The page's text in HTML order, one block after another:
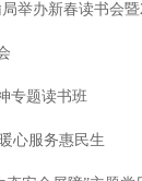
举办新春读书会
专题读书班
心服务惠民生